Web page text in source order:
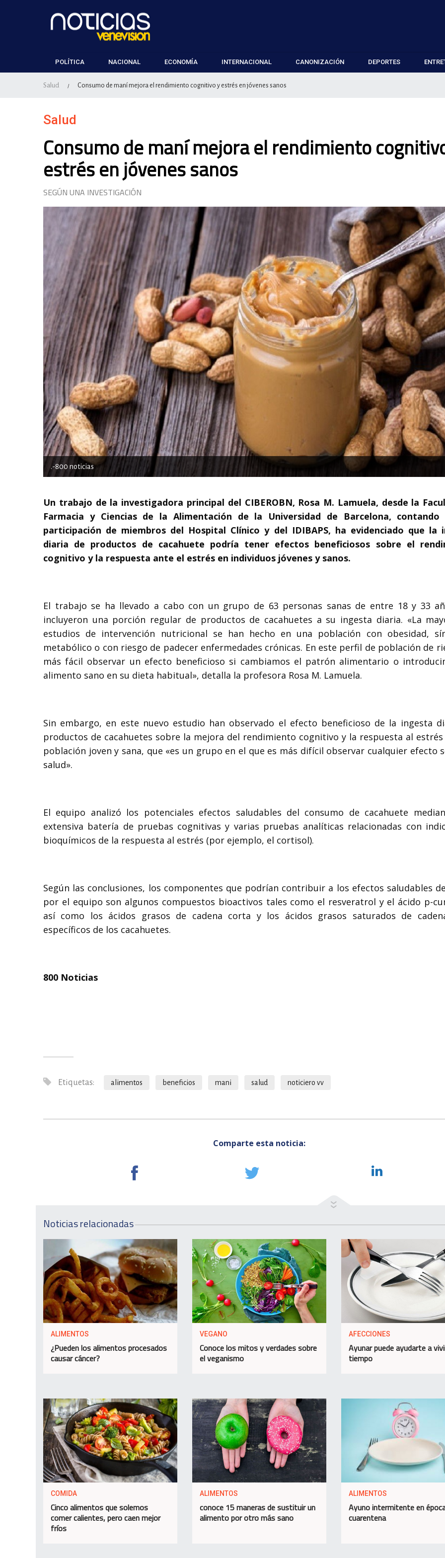
POLÍTICA NACIONAL ECONOMÍA INTERNACIONAL CANONIZACIÓN DEPORTES
Salud / Consumo de maní mejora el rendimiento cognitivo y estrés en jóvenes sanos
Salud
Consumo de maní mejora el rendimiento
estrés en jóvenes sanos
SEGÚN UNA INVESTIGACIÓN
.-800 noticias
Un trabajo de la investigadora principal del CIBEROBN, Rosa M. Lamuela, desde la
Farmacia y Ciencias de la Alimentación de la Universidad de Barcelona,
participación de miembros del Hospital Clínico y del IDIBAPS, ha evidenciado que la
diaria de productos de cacahuete podría tener efectos beneficiosos sobre el
cognitivo y la respuesta ante el estrés en individuos jóvenes y sanos.
El trabajo se ha llevado a cabo con un grupo de 63 personas sanas de entre 18 y 33
incluyeron una porción regular de productos de cacahuetes a su ingesta diaria. «La
estudios de intervención nutricional se han hecho en una población con obesidad,
metabólico o con riesgo de padecer enfermedades crónicas. En este perfil de población de
más fácil observar un efecto beneficioso si cambiamos el patrón alimentario o
alimento sano en su dieta habitual», detalla la profesora Rosa M. Lamuela.
Sin embargo, en este nuevo estudio han observado el efecto beneficioso de la ingesta
productos de cacahuetes sobre la mejora del rendimiento cognitivo y la respuesta al estrés
población joven y sana, que «es un grupo en el que es más difícil observar cualquier efecto
salud».
El equipo analizó los potenciales efectos saludables del consumo de cacahuete
extensiva batería de pruebas cognitivas y varias pruebas analíticas relacionadas con
bioquímicos de la respuesta al estrés (por ejemplo, el cortisol).
Según las conclusiones, los componentes que podrían contribuir a los efectos saludables
por el equipo son algunos compuestos bioactivos tales como el resveratrol y el ácido p-
así como los ácidos grasos de cadena corta y los ácidos grasos saturados de
específicos de los cacahuetes.
800 Noticias
Etiquetas: alimentos beneficios mani salud noticiero vv
Comparte esta noticia:
Noticias relacionadas
ALIMENTOS
¿Pueden los alimentos procesados
causar cáncer?
VEGANO
Conoce los mitos y verdades sobre
el veganismo
AFECCIONES
Ayunar puede ayudarte a
tiempo
COMIDA
Cinco alimentos que solemos
comer calientes, pero caen mejor
fríos
ALIMENTOS
conoce 15 maneras de sustituir un
alimento por otro más sano
ALIMENTOS
Ayuno intermitente en
cuarentena